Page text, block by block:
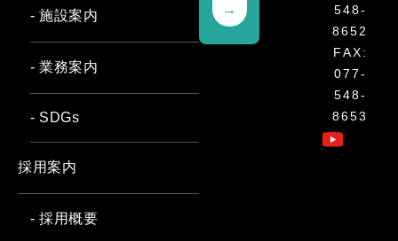
548-
8652
FAX:
077-
548-
8653
→
- 施設案内
- 業務案内
- SDGs
採用案内
- 採用概要